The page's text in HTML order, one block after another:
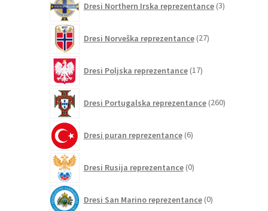
Dresi Northern Irska reprezentance 3izdelki
Dresi Norveška reprezentance 27izdelkov
Dresi Poljska reprezentance 17izdelkov
Dresi Portugalska reprezentance 260izdelkov
Dresi puran reprezentance 6izdelkov
Dresi Rusija reprezentance 0izdelkov
Dresi San Marino reprezentance 0izdelkov